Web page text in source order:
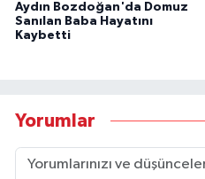
Aydın Bozdoğan'da Domuz
Sanılan Baba Hayatını
Kaybetti
Yorumlar